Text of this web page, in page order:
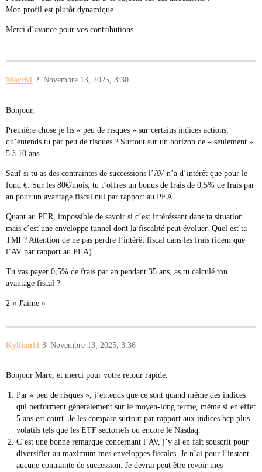
Mon profil est plutôt dynamique.
Merci d’avance pour vos contributions
Marc61 Novembre 13, 2025, 3:30
2
Bonjour,
Première chose je lis « peu de risques » sur certains indices actions,
qu’entends tu par peu de risques ? Surtout sur un horizon de « seulement »
5 à 10 ans
Sauf si tu as des contraintes de successions l’AV n’a d’intérêt que pour le
fond €. Sur les 80€/mois, tu t’offres un bonus de frais de 0,5% de frais par
an pour un avantage fiscal nul par rapport au PEA.
Quant au PER, impossible de savoir si c’est intéréssant dans ta situation
mais c’est une enveloppe tunnel dont la fiscalité peut évoluer. Quel est ta
TMI ? Attention de ne pas perdre l’intérêt fiscal dans les frais (idem que
l’AV par rapport au PEA)
Tu vas payer 0,5% de frais par an pendant 35 ans, as tu calculé ton
avantage fiscal ?
2 « J'aime »
Kyllian11 Novembre 13, 2025, 3:36
3
Bonjour Marc, et merci pour votre retour rapide.
Par « peu de risques », j’entends que ce sont quand même des indices
qui performent généralement sur le moyen-long terme, même si en effet
5 ans est court. Je les compare surtout par rapport aux indices bcp plus
volatils tels que les ETF sectoriels ou encore le Nasdaq.
C’est une bonne remarque concernant l’AV, j’y ai en fait souscrit pour
diversifier au maximum mes enveloppes fiscales. Je n’ai pour l’instant
aucune contrainte de succession. Je devrai peut être revoir mes